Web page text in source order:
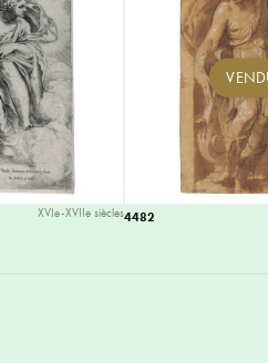
XVIe-XVIIe siècles4482